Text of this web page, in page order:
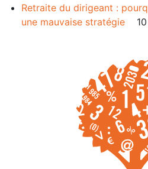
Retraite du dirigeant :
une mauvaise stratégie